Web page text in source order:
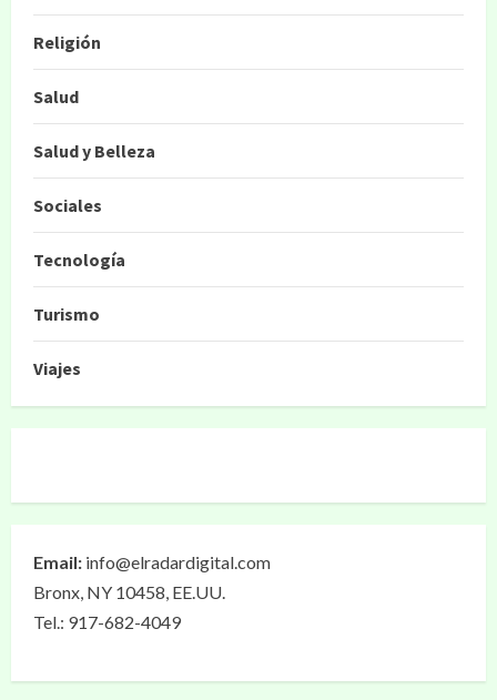
Religión
Salud
Salud y Belleza
Sociales
Tecnología
Turismo
Viajes
Email: info@elradardigital.com
Bronx, NY 10458, EE.UU.
Tel.: 917-682-4049